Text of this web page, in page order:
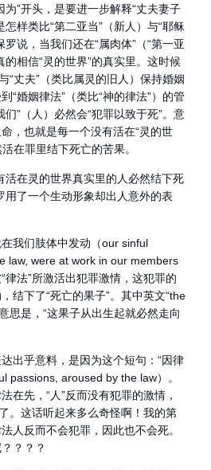
为”开头，是要进一步解释“丈夫妻子
样类比“第二亚当”（新人）与“耶稣
说，当我们还在“属肉体”（“第一亚
的相信“灵的世界”的真实里。这时候
“丈夫”（类比属灵的旧人）保持婚姻
“婚姻律法”（类比“神的律法”）的管
”（人）必然会“犯罪以致于死”。意
，也就是每一个没有活在“灵的世
在罪里结下死亡的苦果。
活在灵的世界真实里的人必然结下死
用了一个生动形象却出人意外的表
我们肢体中发动（our sinful
law, were at work in our members
律法”所激活出犯罪激情，这犯罪的
结下了“死亡的果子”。其中英文“the
思是，“这果子从出生起就必然走向
出乎意料，是因为这个短句：“因律
passions, aroused by the law）。
在先，“人”反而没有犯罪的激情，
。这话听起来多么奇怪啊！我的第
人反而不会犯罪，因此也不会死。
？？？